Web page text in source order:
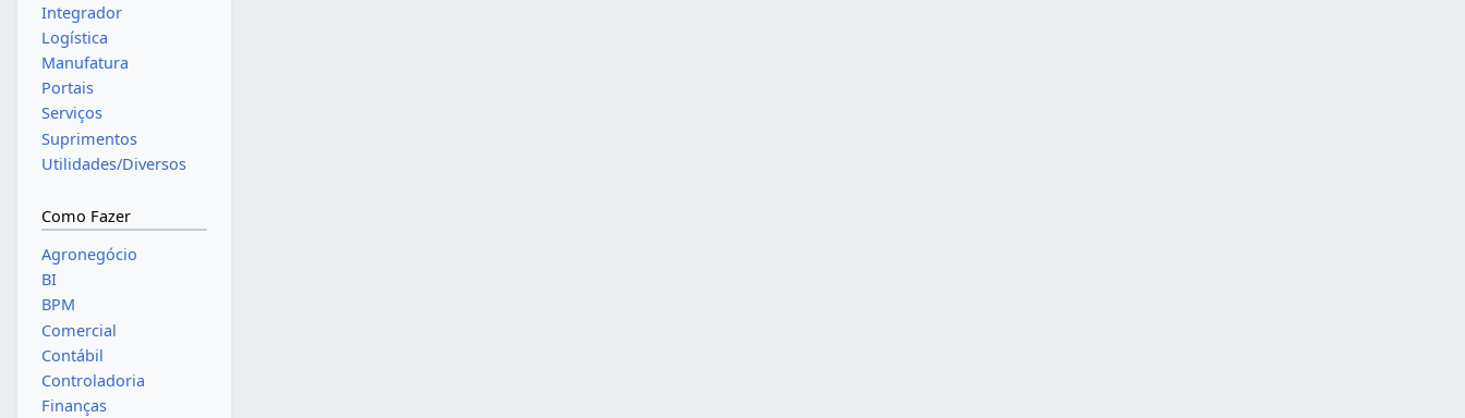
Integrador
Logística
Manufatura
Portais
Serviços
Suprimentos
Utilidades/Diversos
Como Fazer
Agronegócio
BI
BPM
Comercial
Contábil
Controladoria
Finanças